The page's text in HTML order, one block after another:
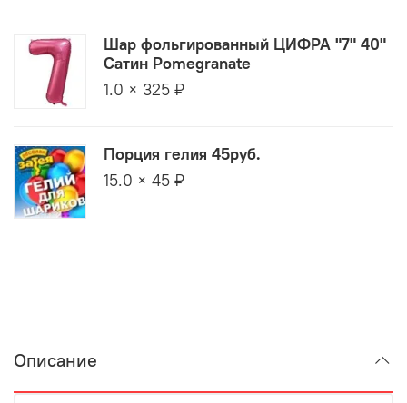
Шар фольгированный ЦИФРА "7" 40"
Сатин Pomegranate
1.0 × 325 ₽
Порция гелия 45руб.
15.0 × 45 ₽
Описание